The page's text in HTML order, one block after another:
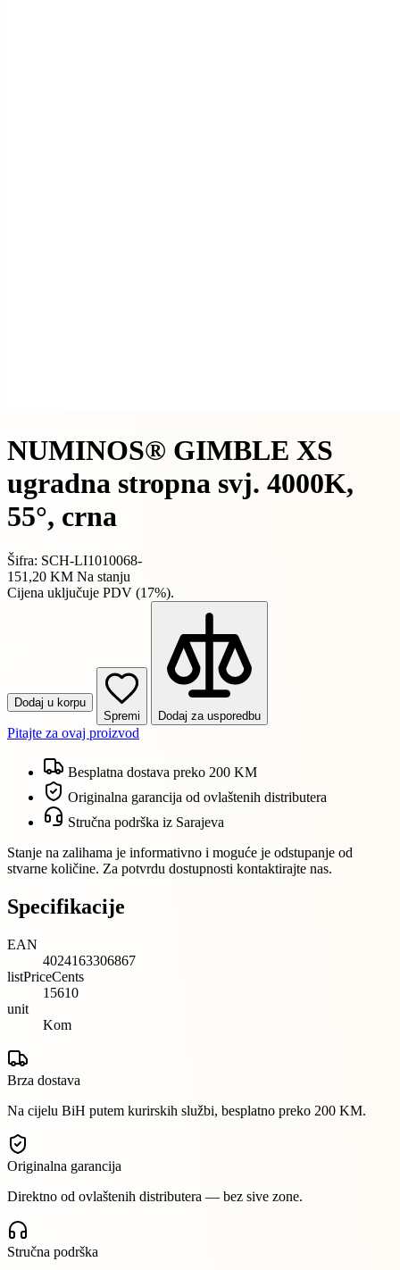
NUMINOS® GIMBLE XS
ugradna stropna svj. 4000K,
55°, crna
Šifra: SCH-LI1010068-
151,20 KM Na stanju
Cijena uključuje PDV (17%).
Dodaj u korpu
Spremi
Dodaj za usporedbu
Pitajte za ovaj proizvod
Besplatna dostava preko 200 KM
Originalna garancija od ovlaštenih distributera
Stručna podrška iz Sarajeva
Stanje na zalihama je informativno i moguće je odstupanje od
stvarne količine. Za potvrdu dostupnosti kontaktirajte nas.
Specifikacije
EAN
4024163306867
listPriceCents
15610
unit
Kom
Brza dostava
Na cijelu BiH putem kurirskih službi, besplatno preko 200 KM.
Originalna garancija
Direktno od ovlaštenih distributera — bez sive zone.
Stručna podrška